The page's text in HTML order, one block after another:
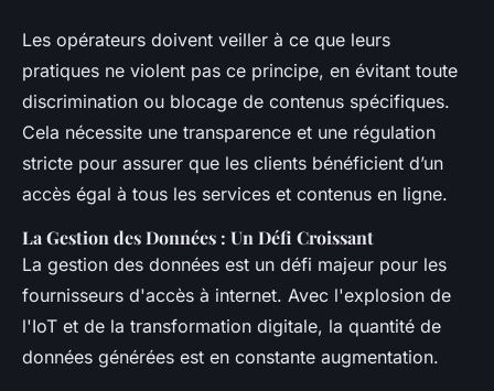
Les opérateurs doivent veiller à ce que leurs
pratiques ne violent pas ce principe, en évitant toute
discrimination ou blocage de contenus spécifiques.
Cela nécessite une transparence et une régulation
stricte pour assurer que les clients bénéficient d’un
accès égal à tous les services et contenus en ligne.
La Gestion des Données : Un Défi Croissant
La gestion des données est un défi majeur pour les
fournisseurs d'accès à internet. Avec l'explosion de
l'IoT et de la transformation digitale, la quantité de
données générées est en constante augmentation.